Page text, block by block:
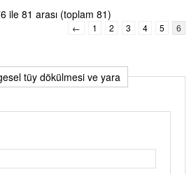
ile 81 arası (toplam 81)
← 1 2 3 4 5 6
tüy dökülmesi ve yara